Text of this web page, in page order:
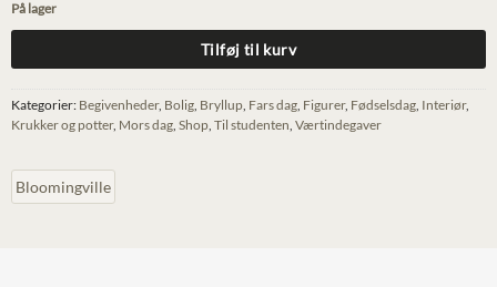
På lager
Tilføj til kurv
Kategorier: Begivenheder, Bolig Bryllup Fars dag Figurer, Fødselsdag Interiør,
Krukker og potter, Mors dag Shop Til studenten Værtindegaver
Bloomingville